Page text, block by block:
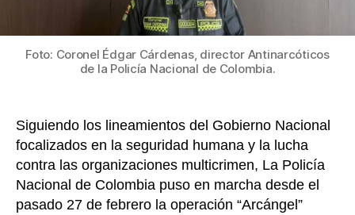
en
más
de
Foto: Coronel Édgar Cárdenas, director Antinarcóticos
de la Policía Nacional de Colombia.
Siguiendo los lineamientos del Gobierno Nacional
focalizados en la seguridad humana y la lucha
contra las organizaciones multicrimen, La Policía
Nacional de Colombia puso en marcha desde el
pasado 27 de febrero la operación “Arcángel”